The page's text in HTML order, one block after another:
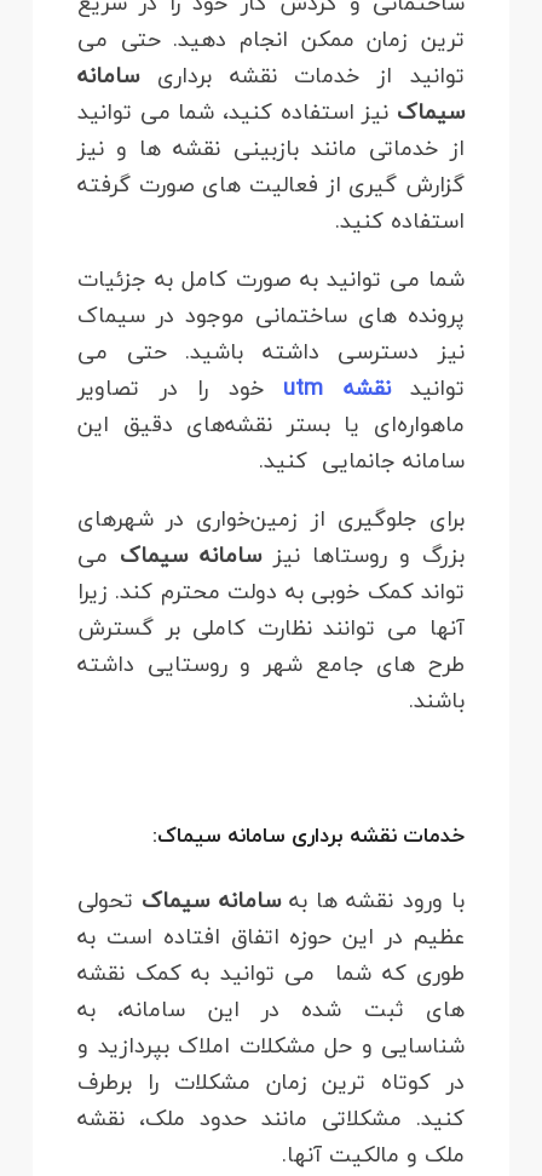
ترین زمان ممکن انجام دهید. حتی می
توانید از خدمات نقشه برداریسامانه
سیماک نیز استفاده کنید، شما می توانید
از خدماتی مانند بازبینی نقشه ها و نیز
گزارش گیری از فعالیت های صورت گرفته
استفاده کنید.
شما می توانید به صورت کامل به جزئیات
پرونده های ساختمانی موجود در سیماک
نیز دسترسی داشته باشید. حتی می
توانیدنقشه utm
خود را در تصاویر
ماهواره‌ای یا بستر نقشه‌های دقیق این
سامانه جانمایی کنید.
برای جلوگیری از زمین‌خواری در شهرهای
بزرگ و روستاها نیزسامانه سیماک می
تواند کمک خوبی به دولت محترم کند. زیرا
آنها می توانند نظارت کاملی بر گسترش
طرح های جامع شهر و روستایی داشته
باشند.
خدمات نقشه برداری سامانه سیماک:
با ورود نقشه ها بهسامانه سیماک تحولی
عظیم در این حوزه اتفاق افتاده است به
طوری که شما می توانید به کمک نقشه
های ثبت شده در این سامانه، به
شناسایی و حل مشکلات املاک بپردازید و
در کوتاه ترین زمان مشکلات را برطرف
کنید. مشکلاتی مانند حدود ملک، نقشه
ملک و مالکیت آنها.